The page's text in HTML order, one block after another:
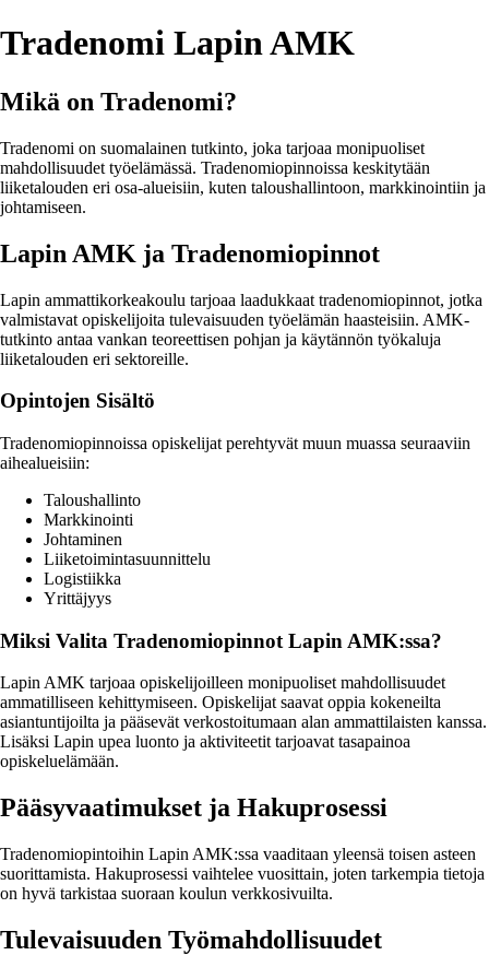
Tradenomi Lapin AMK
Mikä on Tradenomi?
Tradenomi on suomalainen tutkinto, joka tarjoaa monipuoliset
mahdollisuudet työelämässä. Tradenomiopinnoissa keskitytään
liiketalouden eri osa-alueisiin, kuten taloushallintoon, markkinointiin ja
johtamiseen.
Lapin AMK ja Tradenomiopinnot
Lapin ammattikorkeakoulu tarjoaa laadukkaat tradenomiopinnot, jotka
valmistavat opiskelijoita tulevaisuuden työelämän haasteisiin. AMK-
tutkinto antaa vankan teoreettisen pohjan ja käytännön työkaluja
liiketalouden eri sektoreille.
Opintojen Sisältö
Tradenomiopinnoissa opiskelijat perehtyvät muun muassa seuraaviin
aihealueisiin:
Taloushallinto
Markkinointi
Johtaminen
Liiketoimintasuunnittelu
Logistiikka
Yrittäjyys
Miksi Valita Tradenomiopinnot Lapin AMK:ssa?
Lapin AMK tarjoaa opiskelijoilleen monipuoliset mahdollisuudet
ammatilliseen kehittymiseen. Opiskelijat saavat oppia kokeneilta
asiantuntijoilta ja pääsevät verkostoitumaan alan ammattilaisten kanssa.
Lisäksi Lapin upea luonto ja aktiviteetit tarjoavat tasapainoa
opiskeluelämään.
Pääsyvaatimukset ja Hakuprosessi
Tradenomiopintoihin Lapin AMK:ssa vaaditaan yleensä toisen asteen
suorittamista. Hakuprosessi vaihtelee vuosittain, joten tarkempia tietoja
on hyvä tarkistaa suoraan koulun verkkosivuilta.
Tulevaisuuden Työmahdollisuudet